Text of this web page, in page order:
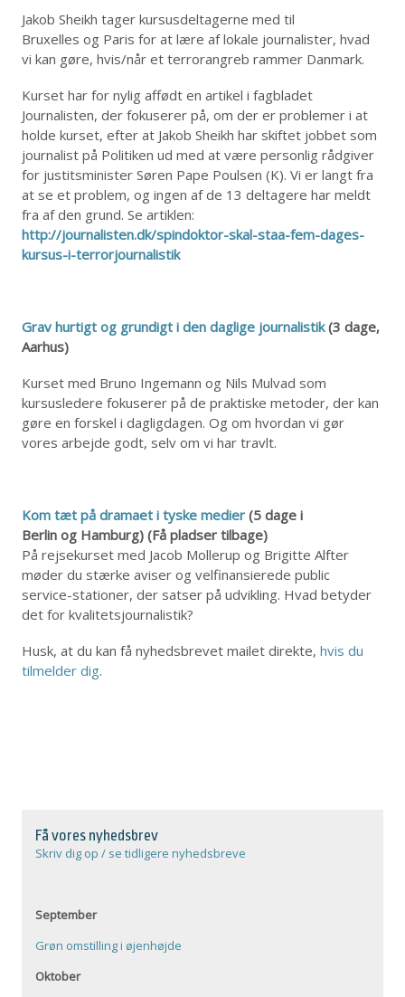
Jakob Sheikh tager kursusdeltagerne med til
Bruxelles og Paris for at lære af lokale journalister, hvad
vi kan gøre, hvis/når et terrorangreb rammer Danmark.
Kurset har for nylig affødt en artikel i fagbladet
Journalisten, der fokuserer på, om der er problemer i at
holde kurset, efter at Jakob Sheikh har skiftet jobbet som
journalist på Politiken ud med at være personlig rådgiver
for justitsminister Søren Pape Poulsen (K). Vi er langt fra
at se et problem, og ingen af de 13 deltagere har meldt
fra af den grund. Se artiklen:
http://journalisten.dk/spindoktor-skal-staa-fem-dages-
kursus-i-terrorjournalistik
Grav hurtigt og grundigt i den daglige journalistik(3 dage,
Aarhus)
Kurset med Bruno Ingemann og Nils Mulvad som
kursusledere fokuserer på de praktiske metoder, der kan
gøre en forskel i dagligdagen. Og om hvordan vi gør
vores arbejde godt, selv om vi har travlt.
Kom tæt på dramaet i tyske medier (5 dage i
Berlin og Hamburg) (Få pladser tilbage)
På rejsekurset med Jacob Mollerup og Brigitte Alfter
møder du stærke aviser og velfinansierede public
service-stationer, der satser på udvikling. Hvad betyder
det for kvalitetsjournalistik?
Husk, at du kan få nyhedsbrevet mailet direkte,hvis du
tilmelder dig.
Få vores nyhedsbrev
Skriv dig op / se tidligere nyhedsbreve
September
Grøn omstilling i øjenhøjde
Oktober